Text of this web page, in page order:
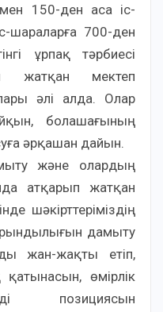
150-ден аса іс-
шараларға 700-ден
ұрпақ тәрбиесі
жатқан мектеп
әлі алда. Олар
болашағының
әрқашан дайын.
және олардың
атқарып жатқан
шәкірттеріміздің
дамыту
жан-жақты етіп,
өмірлік
позициясын